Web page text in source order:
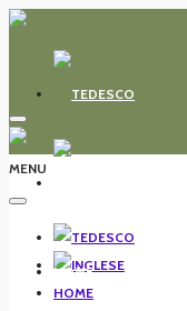
HOME
MENU
HOME